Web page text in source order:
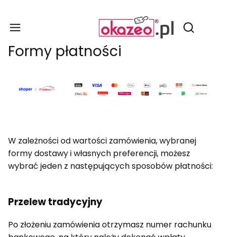
Otwórz
Formy płatności
W zależności od wartości zamówienia, wybranej
formy dostawy i własnych preferencji, możesz
wybrać jeden z następujących sposobów płatności:
Przelew tradycyjny
Po złożeniu zamówienia otrzymasz numer rachunku